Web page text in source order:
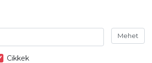
Mehet
Cikkek